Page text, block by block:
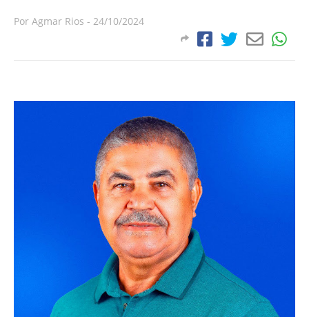
Por Agmar Rios - 24/10/2024